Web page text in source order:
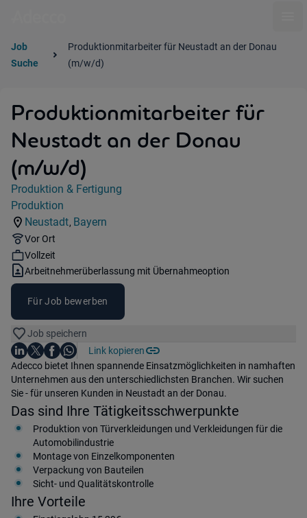
Job
Suche
Produktionmitarbeiter für Neustadt an der Donau
(m/w/d)
Produktionmitarbeiter für
Neustadt an der Donau
(m/w/d)
Jobdetails
Kategorie:
Produktion & Fertigung
Industry:
Produktion
Standorte:
Neustadt,
Region:
Bayern
Remote Option:
Vor Ort
Workhours:
Vollzeit
Vertragsart:
Arbeitnehmerüberlassung mit Übernahmeoption
Für Job bewerben
Job speichern
Teile diesen Job
Auf LinkedIn teilen
Auf X teilen
Auf Facebook teilen
Auf WhatsApp teilen
Link kopieren
Einleitung
Adecco bietet Ihnen spannende Einsatzmöglichkeiten in namhaften
Unternehmen aus den unterschiedlichsten Branchen. Wir suchen
Sie - für unseren Kunden in Neustadt an der Donau.
Das sind Ihre Tätigkeitsschwerpunkte
Produktion von Türverkleidungen und Verkleidungen für die
Automobilindustrie
Montage von Einzelkomponenten
Verpackung von Bauteilen
Sicht- und Qualitätskontrolle
Ihre Vorteile